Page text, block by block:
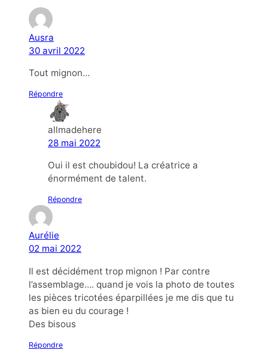
Ausra
30 avril 2022
Tout mignon…
Répondre
allmadehere
28 mai 2022
Oui il est choubidou! La créatrice a
énormément de talent.
Répondre
Aurélie
02 mai 2022
Il est décidément trop mignon ! Par contre
l’assemblage…. quand je vois la photo de toutes
les pièces tricotées éparpillées je me dis que tu
as bien eu du courage !
Des bisous
Répondre